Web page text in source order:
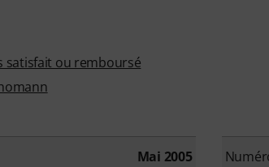
satisfait ou remboursé
Mai 2005